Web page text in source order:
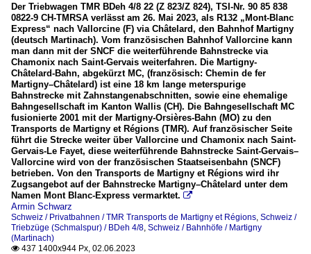
Der Triebwagen TMR BDeh 4/8 22 (Z 823/Z 824), TSI-Nr. 90 85 838
0822-9 CH-TMRSA verlässt am 26. Mai 2023, als R132 „Mont-Blanc
Express“ nach Vallorcine (F) via Châtelard, den Bahnhof Martigny
(deutsch Martinach). Vom französischen Bahnhof Vallorcine kann
man dann mit der SNCF die weiterführende Bahnstrecke via
Chamonix nach Saint-Gervais weiterfahren. Die Martigny-
Châtelard-Bahn, abgekürzt MC, (französisch: Chemin de fer
Martigny–Châtelard) ist eine 18 km lange meterspurige
Bahnstrecke mit Zahnstangenabschnitten, sowie eine ehemalige
Bahngesellschaft im Kanton Wallis (CH). Die Bahngesellschaft MC
fusionierte 2001 mit der Martigny-Orsières-Bahn (MO) zu den
Transports de Martigny et Régions (TMR). Auf französischer Seite
führt die Strecke weiter über Vallorcine und Chamonix nach Saint-
Gervais-Le Fayet, diese weiterführende Bahnstrecke Saint-Gervais–
Vallorcine wird von der französischen Staatseisenbahn (SNCF)
betrieben. Von den Transports de Martigny et Régions wird ihr
Zugsangebot auf der Bahnstrecke Martigny–Châtelard unter dem
Namen Mont Blanc-Express vermarktet. 
Armin Schwarz
Schweiz / Privatbahnen / TMR Transports de Martigny et Régions Schweiz /
Triebzüge (Schmalspur) / BDeh 4/8 Schweiz / Bahnhöfe / Martigny
(Martinach)
 437 1400x944 Px, 02.06.2023